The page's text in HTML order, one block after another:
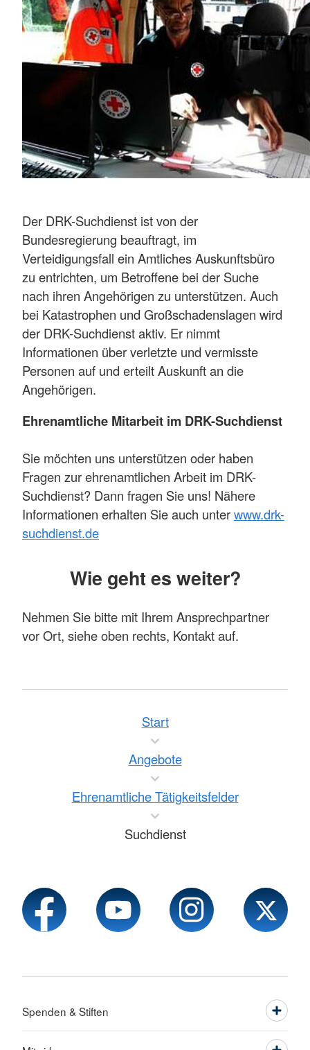
Der DRK-Suchdienst ist von der
Bundesregierung beauftragt, im
Verteidigungsfall ein Amtliches Auskunftsbüro
zu entrichten, um Betroffene bei der Suche
nach ihren Angehörigen zu unterstützen. Auch
bei Katastrophen und Großschadenslagen wird
der DRK-Suchdienst aktiv. Er nimmt
Informationen über verletzte und vermisste
Personen auf und erteilt Auskunft an die
Angehörigen.
Ehrenamtliche Mitarbeit im DRK-Suchdienst
Sie möchten uns unterstützen oder haben
Fragen zur ehrenamtlichen Arbeit im DRK-
Suchdienst? Dann fragen Sie uns! Nähere
Informationen erhalten Sie auch unterwww.drk-
suchdienst.de
Wie geht es weiter?
Nehmen Sie bitte mit Ihrem Ansprechpartner
vor Ort, siehe oben rechts, Kontakt auf.
Start
Angebote
Ehrenamtliche Tätigkeitsfelder
Suchdienst
Spenden & Stiften